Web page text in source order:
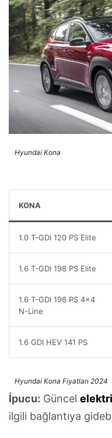
Hyundai Kona
KONA
1.0 T-GDI 120 PS Elite
1.6 T-GDI 198 PS Elite
1.6 T-GDI 198 PS 4×4
N-Line
1.6 GDI HEV 141 PS
Hyundai Kona Fiyatları 2024
İpucu: Güncel
ilgili bağlantıya